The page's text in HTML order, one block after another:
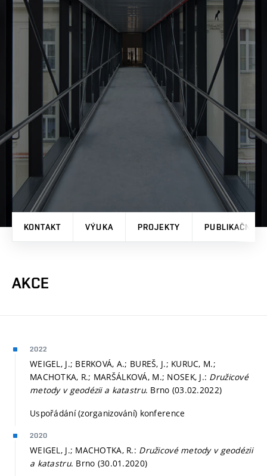
KONTAKT VÝUKA PROJEKTY PUBLIKAČNÍ
AKCE
2022
WEIGEL, J.; BERKOVÁ, A.; BUREŠ, J.; KURUC, M.;
MACHOTKA, R.; MARŠÁLKOVÁ, M.; NOSEK, J.: Družicové
metody v geodézii a katastru. Brno (03.02.2022)
Uspořádání (zorganizování) konference
2020
WEIGEL, J.; MACHOTKA, R.: Družicové metody v geodézii
a katastru. Brno (30.01.2020)